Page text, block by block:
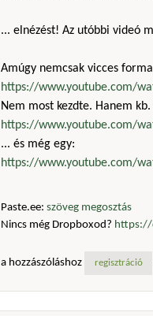
... elnézést! Az utóbbi videó
Amúgy nemcsak vicces
https://www.youtube.com/
Nem most kezdte. Hanem
https://www.youtube.com/
... és még egy:
https://www.youtube.com/
Paste.ee: szöveg megosztás
Nincs még Dropboxod?
a hozzászóláshoz regisztráció